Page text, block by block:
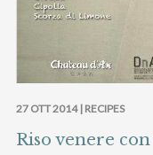
27 OTT 2014 | RECIPES
Riso venere